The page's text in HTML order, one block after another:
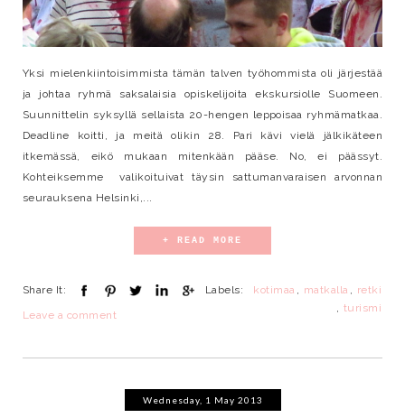
Yksi mielenkiintoisimmista tämän talven työhommista oli järjestää
ja johtaa ryhmä saksalaisia opiskelijoita ekskursiolle Suomeen.
Suunnittelin syksyllä sellaista 20-hengen leppoisaa ryhmämatkaa.
Deadline koitti, ja meitä olikin 28. Pari kävi vielä jälkikäteen
itkemässä, eikö mukaan mitenkään pääse. No, ei päässyt.
Kohteiksemme valikoituivat täysin sattumanvaraisen arvonnan
seurauksena Helsinki,...
+ READ MORE
Share It:
Leave a comment
Labels: kotimaa matkalla
retki
turismi
Wednesday, 1 May 2013